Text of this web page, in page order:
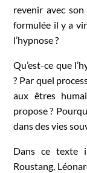
revenir avec
formulée il y a
l’hypnose ?
Qu’est-ce que
? Par quel
aux êtres
propose ?
dans des vies
Dans ce texte
Roustang,